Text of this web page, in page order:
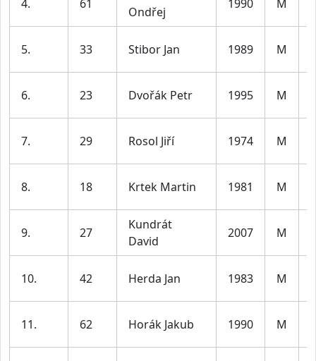
4. 61
Ondřej
1990 M
5. 33 Stibor Jan 1989 M
6. 23 Dvořák Petr 1995 M
7. 29 Rosol Jiří 1974 M
8. 18 Krtek Martin 1981 M
9. 27
Kundrát
David
2007 M
10. 42 Herda Jan 1983 M
11. 62 Horák Jakub 1990 M